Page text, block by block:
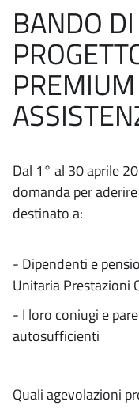
BANDO
Dal 1° al 30 aprile
domanda per
destinato a:
- Dipendenti e
Unitaria Prestazioni
- I loro coniugi e
autosufficienti
Quali agevolazioni